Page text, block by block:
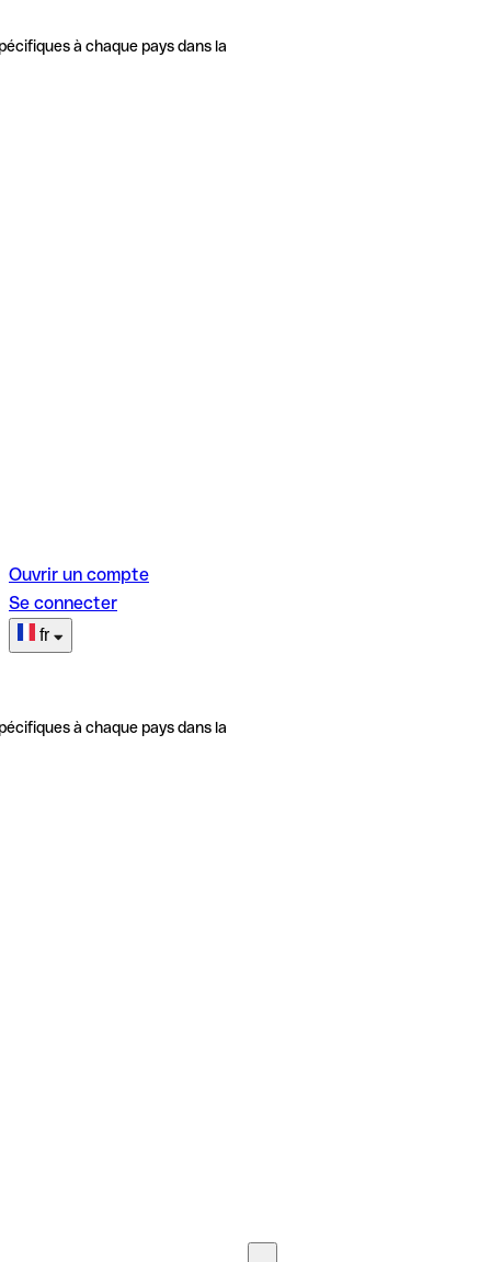
à chaque pays dans la
Ouvrir un compte
Se connecter
fr
à chaque pays dans la